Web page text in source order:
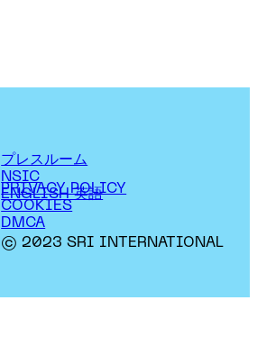
プレスルーム
NSIC
ENGLISH 英語
PRIVACY POLICY
COOKIES
DMCA
© 2023 SRI INTERNATIONAL